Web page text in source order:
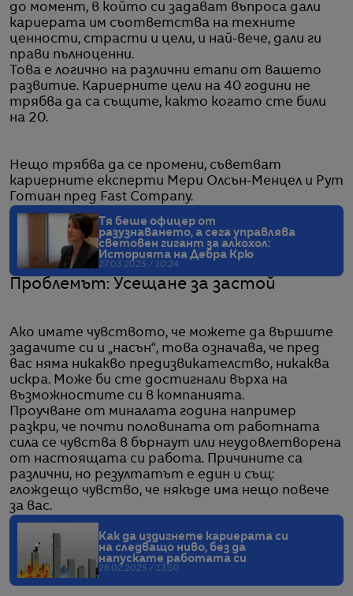
до момент, в който си задават въпроса дали
кариерата им съответства на техните
ценности, страсти и цели, и най-вече, дали ги
прави пълноценни.
Това е логично на различни етапи от вашето
развитие. Кариерните цели на 40 години не
трябва да са същите, както когато сте били
на 20.
Нещо трябва да се промени, съветват
кариерните експерти Мери Олсън-Менцел и Рут
Готиан пред Fast Company.
Тя беше офицер от
разузнаването, а сега управлява
световен гигант за алкохол:
Историята на Дебра Крю
27.03.2025 / 10:24
Проблемът: Усещане за застой
Ако имате чувството, че можете да вършите
задачите си и „насън“, това означава, че пред
вас няма никакво предизвикателство, никаква
искра. Може би сте достигнали върха на
възможностите си в компанията.
Проучване от миналата година например
разкри, че почти половината от работната
сила се чувства в бърнаут или неудовлетворена
от настоящата си работа. Причините са
различни, но резултатът е един и същ:
глождещо чувство, че някъде има нещо повече
за вас.
Как да издигнете кариерата си
на следващо ниво, без да
напускате работата си
26.02.2025 / 13:50